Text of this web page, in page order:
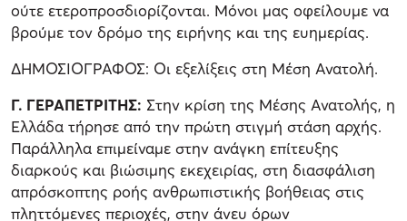
ούτε ετεροπροσδιορίζονται. Μόνοι μας οφείλουμε να
βρούμε τον δρόμο της ειρήνης και της ευημερίας.
ΔΗΜΟΣΙΟΓΡΑΦΟΣ: Οι εξελίξεις στη Μέση Ανατολή.
Γ. ΓΕΡΑΠΕΤΡΙΤΗΣ: Στην κρίση της Μέσης Ανατολής, η
Ελλάδα τήρησε από την πρώτη στιγμή στάση αρχής.
Παράλληλα επιμείναμε στην ανάγκη επίτευξης
διαρκούς και βιώσιμης εκεχειρίας, στη διασφάλιση
απρόσκοπτης ροής ανθρωπιστικής βοήθειας στις
πληττόμενες περιοχές, στην άνευ όρων